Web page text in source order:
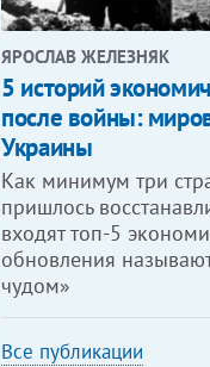
ЯРОСЛАВ ЖЕЛЕЗНЯК
5 историй
после войны:
Украины
Как минимум три
пришлось
входят топ-5
обновления
чудом»
Все публикации